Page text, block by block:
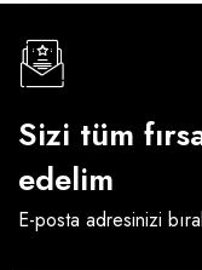
Sizi tüm
edelim
E-posta adresinizi